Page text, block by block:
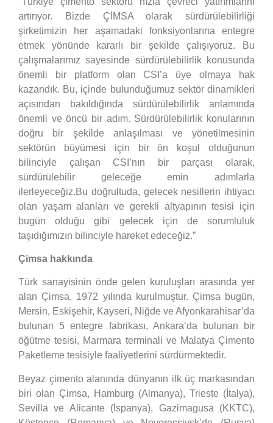
artırıyor. Bizde ÇİMSA olarak sürdürülebilirliği
şirketimizin her aşamadaki fonksiyonlarına entegre
etmek yönünde kararlı bir şekilde çalışıyoruz. Bu
çalışmalarımız sayesinde sürdürülebilirlik konusunda
önemli bir platform olan CSI’a üye olmaya hak
kazandık. Bu, içinde bulunduğumuz sektör dinamikleri
açısından bakıldığında sürdürülebilirlik anlamında
önemli ve öncü bir adım. Sürdürülebilirlik konularının
doğru bir şekilde anlaşılması ve yönetilmesinin
sektörün büyümesi için bir ön koşul olduğunun
bilinciyle çalışan CSI’nın bir parçası olarak,
sürdürülebilir geleceğe emin adımlarla
ilerleyeceğiz.Bu doğrultuda, gelecek nesillerin ihtiyacı
olan yaşam alanları ve gerekli altyapının tesisi için
bugün olduğu gibi gelecek için de sorumluluk
taşıdığımızın bilinciyle hareket edeceğiz.”
Çimsa hakkında
Türk sanayisinin önde gelen kuruluşları arasında yer
alan Çimsa, 1972 yılında kurulmuştur. Çimsa bugün,
Mersin, Eskişehir, Kayseri, Niğde ve Afyonkarahisar’da
bulunan 5 entegre fabrikası, Ankara’da bulunan bir
öğütme tesisi, Marmara terminali ve Malatya Çimento
Paketleme tesisiyle faaliyetlerini sürdürmektedir.
Beyaz çimento alanında dünyanın ilk üç markasından
biri olan Çimsa, Hamburg (Almanya), Trieste (İtalya),
Sevilla ve Alicante (İspanya), Gazimagusa (KKTC),